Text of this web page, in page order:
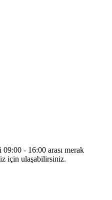
- 16:00 arası merak
için ulaşabilirsiniz.